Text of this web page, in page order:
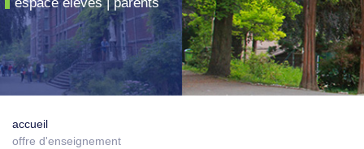
espace élèves | parents
accueil
offre d'enseignement